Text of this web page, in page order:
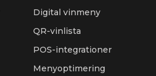
Digital vinmeny
QR-vinlista
POS-integrationer
Menyoptimering